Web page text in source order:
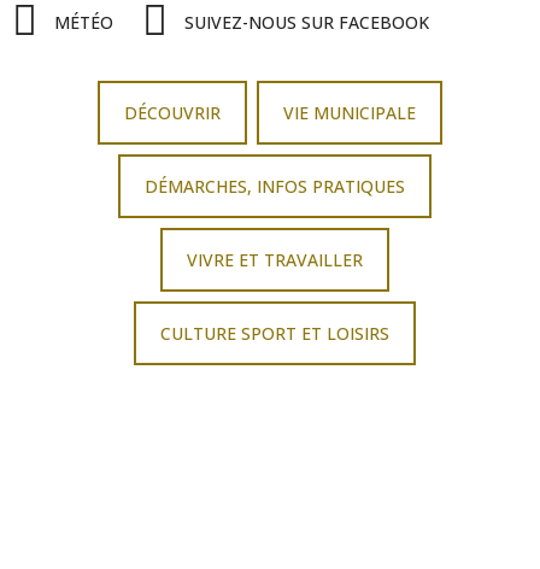
MÉTÉO SUIVEZ-NOUS SUR FACEBOOK
DÉCOUVRIR VIE MUNICIPALE
DÉMARCHES, INFOS PRATIQUES
VIVRE ET TRAVAILLER
CULTURE SPORT ET LOISIRS